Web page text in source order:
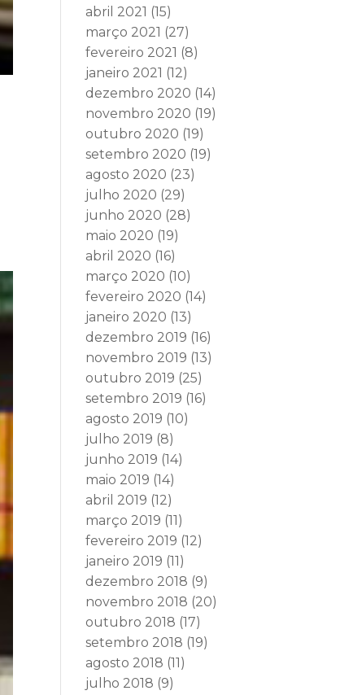
abril 2021 (15)
março 2021 (27)
fevereiro 2021 (8)
janeiro 2021 (12)
dezembro 2020 (14)
novembro 2020 (19)
outubro 2020 (19)
setembro 2020 (19)
agosto 2020 (23)
julho 2020 (29)
junho 2020 (28)
maio 2020 (19)
abril 2020 (16)
março 2020 (10)
fevereiro 2020 (14)
janeiro 2020 (13)
dezembro 2019 (16)
novembro 2019 (13)
outubro 2019 (25)
setembro 2019 (16)
agosto 2019 (10)
julho 2019 (8)
junho 2019 (14)
maio 2019 (14)
abril 2019 (12)
março 2019 (11)
fevereiro 2019 (12)
janeiro 2019 (11)
dezembro 2018 (9)
novembro 2018 (20)
outubro 2018 (17)
setembro 2018 (19)
agosto 2018 (11)
julho 2018 (9)